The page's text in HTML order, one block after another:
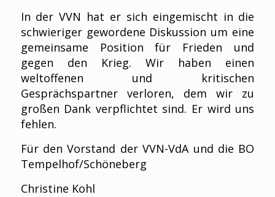
In der VVN hat er sich eingemischt in die
schwieriger gewordene Diskussion um eine
gemeinsame Position für Frieden und
gegen den Krieg. Wir haben einen
weltoffenen und kritischen
Gesprächspartner verloren, dem wir zu
großen Dank verpflichtet sind. Er wird uns
fehlen.
Für den Vorstand der VVN-VdA und die BO
Tempelhof/Schöneberg
Christine Kohl